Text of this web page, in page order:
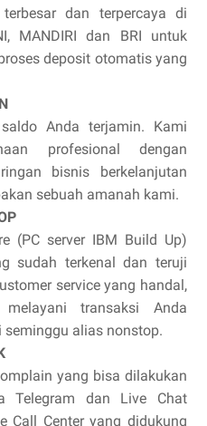
dan terpercaya di
MANDIRI dan BRI untuk
deposit otomatis yang
Anda terjamin. Kami
profesional dengan
bisnis berkelanjutan
sebuah amanah kami.
(PC server IBM Build Up)
sudah terkenal dan teruji
service yang handal,
transaksi Anda
seminggu alias nonstop.
yang bisa dilakukan
Telegram dan Live Chat
Call Center yang didukung